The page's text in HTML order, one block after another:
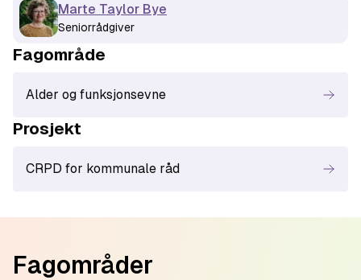
Marte Taylor Bye
Seniorrådgiver
Fagområde
Alder og funksjonsevne
Prosjekt
CRPD for kommunale råd
Fagområder